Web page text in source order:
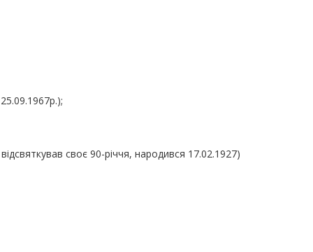
своє 90-річчя, народився 17.02.1927)